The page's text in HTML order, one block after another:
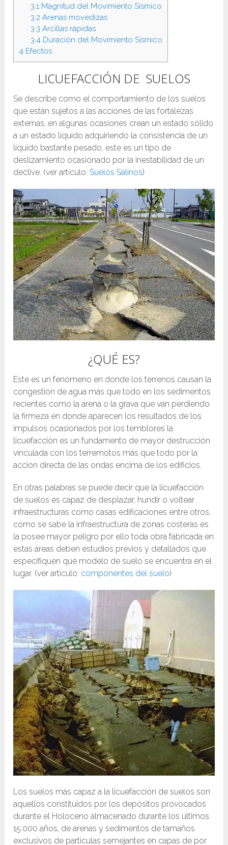
3.1Magnitud del Movimiento Sísmico
3.2 Arenas movedizas
3.3 Arcillas rápidas
3.4Duración del Movimiento Sísmico
4 Efectos
LICUEFACCIÓN DE SUELOS
Se describe como el comportamiento de los suelos
que están sujetos a las acciones de las fortalezas
externas, en algunas ocasiones crean un estado sólido
a un estado líquido adquiriendo la consistencia de un
líquido bastante pesado, este es un tipo de
deslizamiento ocasionado por la inestabilidad de un
declive. (ver artículo: Suelos Salinos)
¿QUÉ ES?
Este es un fenómeno en donde los terrenos causan la
congestión de agua más que todo en los sedimentos
recientes como la arena o la grava que van perdiendo
la firmeza en donde aparecen los resultados de los
impulsos ocasionados por los temblores la
licuefacción es un fundamento de mayor destrucción
vinculada con los terremotos más que todo por la
acción directa de las ondas encima de los edificios.
En otras palabras se puede decir que la licuefacción
de suelos es capaz de desplazar, hundir o voltear
infraestructuras como casas edificaciones entre otros,
como se sabe la infraestructura de zonas costeras es
la posee mayor peligro por ello toda obra fabricada en
estas áreas deben estudios previos y detallados que
especifiquen qué modelo de suelo se encuentra en el
lugar. (ver artículo: componentes del suelo)
Los suelos más capaz a la licuefacción de suelos son
aquellos constituidos por los depósitos provocados
durante el Holoceno almacenado durante los últimos
15.000 años, de arenas y sedimentos de tamaños
exclusivos de partículas semejantes en capas de por